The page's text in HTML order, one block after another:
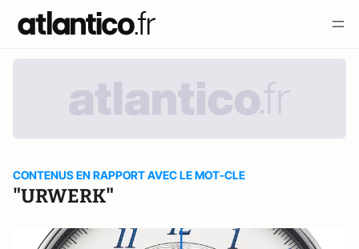
CONTENUS EN RAPPORT AVEC LE MOT-CLE
"URWERK"